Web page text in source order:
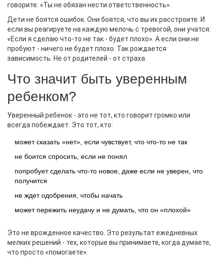
говорите: «Ты не обязан нести ответственность».
Дети не боятся ошибок. Они боятся, что вы их расстроите. И
если вы реагируете на каждую мелочь с тревогой, они учатся:
«Если я сделаю что-то не так - будет плохо». А если они не
пробуют - ничего не будет плохо. Так рождается
зависимость. Не от родителей - от страха.
Что значит быть уверенным
ребенком?
Уверенный ребенок - это не тот, кто говорит громко или
всегда побеждает. Это тот, кто:
может сказать «нет», если чувствует, что что-то не так
не боится спросить, если не понял
попробует сделать что-то новое, даже если не уверен, что
получится
не ждет одобрения, чтобы начать
может пережить неудачу и не думать, что он «плохой»
Это не врожденное качество. Это результат ежедневных
мелких решений - тех, которые вы принимаете, когда думаете,
что просто «помогаете».